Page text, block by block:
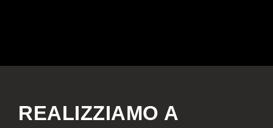
REALIZZIAMO A